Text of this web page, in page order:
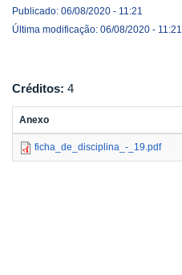
Publicado: 06/08/2020 - 11:21
Última modificação: 06/08/2020 - 11:21
Créditos: 4
Anexo
ficha_de_disciplina_-_19.pdf